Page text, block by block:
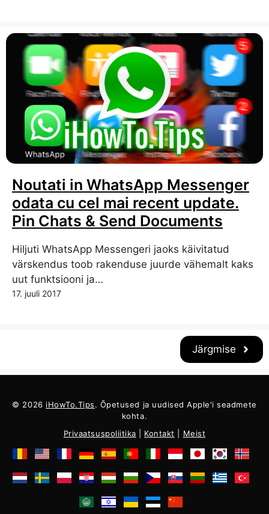
Noutati in WhatsApp Messenger
odata cu cel mai recent update.
Pin Chats & Send Documents
Hiljuti WhatsApp Messengeri jaoks käivitatud
värskendus toob rakenduse juurde vähemalt kaks
uut funktsiooni ja…
17. juuli 2017
Järgmise
© 2026 iHowTo.Tips. Õpetused ja uudised Apple'i seadmete
kohta.
Privaatsuspoliitika
Kontakt Meist